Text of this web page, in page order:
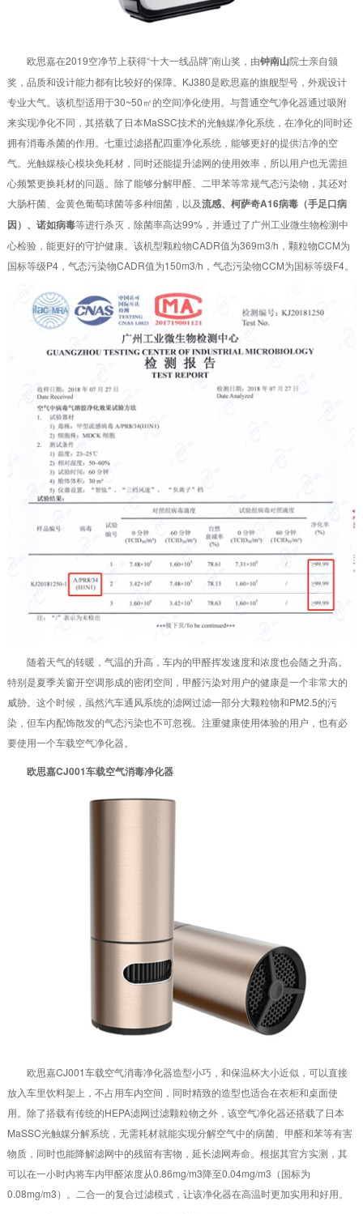
欧思嘉在2019空净节上获得“十大一线品牌”南山奖，由钟南山院士亲自颁
奖，品质和设计能力都有比较好的保障。KJ380是欧思嘉的旗舰型号，外观设计
专业大气。该机型适用于30~50㎡的空间净化使用。与普通空气净化器通过吸附
来实现净化不同，其搭载了日本MaSSC技术的光触媒净化系统，在净化的同时还
拥有消毒杀菌的作用。七重过滤搭配四重净化系统，能够更好的提供洁净的空
气。光触媒核心模块免耗材，同时还能提升滤网的使用效率，所以用户也无需担
心频繁更换耗材的问题。除了能够分解甲醛、二甲苯等常规气态污染物，其还对
大肠杆菌、金黄色葡萄球菌等多种细菌，以及流感、柯萨奇A16病毒（手足口病
因）、诺如病毒等进行杀灭，除菌率高达99%，并通过了广州工业微生物检测中
心检验，能更好的守护健康。该机型颗粒物CADR值为369m3/h，颗粒物CCM为
国标等级P4，气态污染物CADR值为150m3/h，气态污染物CCM为国标等级F4。
随着天气的转暖，气温的升高，车内的甲醛挥发速度和浓度也会随之升高。
特别是夏季关窗开空调形成的密闭空间，甲醛污染对用户的健康是一个非常大的
威胁。这个时候，虽然汽车通风系统的滤网过滤一部分大颗粒物和PM2.5的污
染，但车内配饰散发的气态污染也不可忽视。注重健康使用体验的用户，也有必
要使用一个车载空气净化器。
欧思嘉CJ001车载空气消毒净化器
欧思嘉CJ001车载空气消毒净化器造型小巧，和保温杯大小近似，可以直接
放入车里饮料架上，不占用车内空间，同时精致的造型也适合在衣柜和桌面使
用。除了搭载有传统的HEPA滤网过滤颗粒物之外，该空气净化器还搭载了日本
MaSSC光触媒分解系统，无需耗材就能实现分解空气中的病菌、甲醛和苯等有害
物质，同时也能降解滤网中的残留有害物，延长滤网寿命。根据其官方实测，其
可以在一小时内将车内甲醛浓度从0.86mg/m3降至0.04mg/m3（国标为
0.08mg/m3）。二合一的复合过滤模式，让该净化器在高温时更加实用和好用。